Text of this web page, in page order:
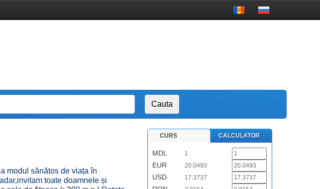
modul sănătos de viața în
toate doamnele și
CURS CALCULATOR
MDL 1
EUR 20.0493
USD 17.3737